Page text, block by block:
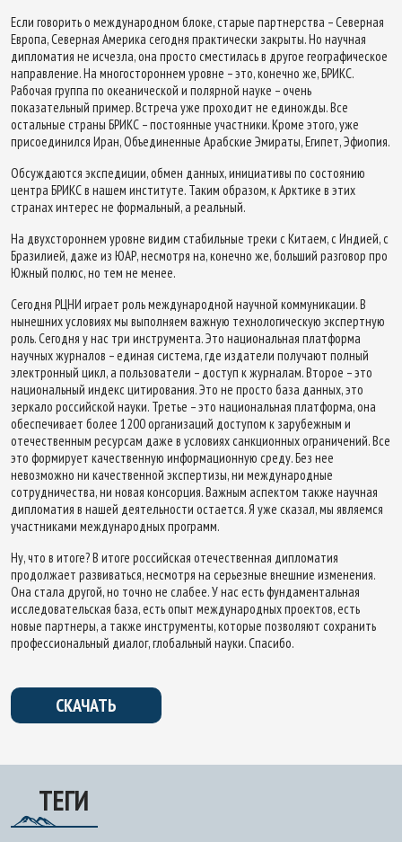
Если говорить о международном блоке, старые партнерства – Северная
Европа, Северная Америка сегодня практически закрыты. Но научная
дипломатия не исчезла, она просто сместилась в другое географическое
направление. На многостороннем уровне – это, конечно же, БРИКС.
Рабочая группа по океанической и полярной науке – очень
показательный пример. Встреча уже проходит не единожды. Все
остальные страны БРИКС – постоянные участники. Кроме этого, уже
присоединился Иран, Объединенные Арабские Эмираты, Египет, Эфиопия.
Обсуждаются экспедиции, обмен данных, инициативы по состоянию
центра БРИКС в нашем институте. Таким образом, к Арктике в этих
странах интерес не формальный, а реальный.
На двухстороннем уровне видим стабильные треки с Китаем, с Индией, с
Бразилией, даже из ЮАР, несмотря на, конечно же, больший разговор про
Южный полюс, но тем не менее.
Сегодня РЦНИ играет роль международной научной коммуникации. В
нынешних условиях мы выполняем важную технологическую экспертную
роль. Сегодня у нас три инструмента. Это национальная платформа
научных журналов – единая система, где издатели получают полный
электронный цикл, а пользователи – доступ к журналам. Второе – это
национальный индекс цитирования. Это не просто база данных, это
зеркало российской науки. Третье – это национальная платформа, она
обеспечивает более 1200 организаций доступом к зарубежным и
отечественным ресурсам даже в условиях санкционных ограничений. Все
это формирует качественную информационную среду. Без нее
невозможно ни качественной экспертизы, ни международные
сотрудничества, ни новая консорция. Важным аспектом также научная
дипломатия в нашей деятельности остается. Я уже сказал, мы являемся
участниками международных программ.
Ну, что в итоге? В итоге российская отечественная дипломатия
продолжает развиваться, несмотря на серьезные внешние изменения.
Она стала другой, но точно не слабее. У нас есть фундаментальная
исследовательская база, есть опыт международных проектов, есть
новые партнеры, а также инструменты, которые позволяют сохранить
профессиональный диалог, глобальный науки. Спасибо.
СКАЧАТЬ
ТЕГИ